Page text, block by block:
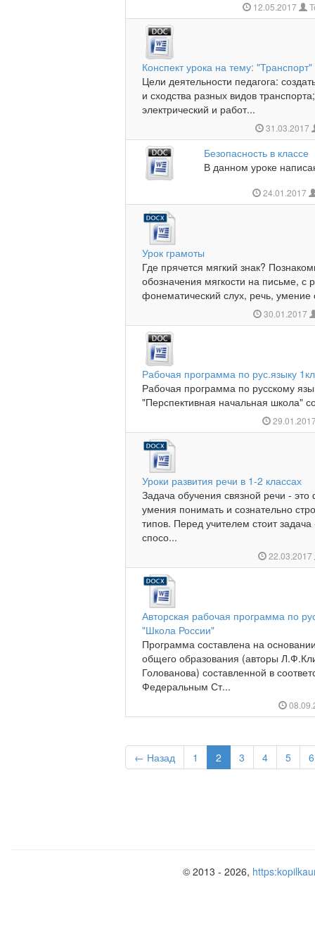
12.05.2017
Конспект урока на тему: "Транспорт"
Цели деятельности педагога:
и сходства разных видов
электрический и работ...
31.03.2017
Безопасность в классе
В данном уроке
24.01.2017
Урок грамоты
Где прячется мягкий знак?
обозначения мягкости на письме, с
фонематический слух, речь, умение
30.01.2017
Рабочая программа по рус.языку
Рабочая программа по русскому
"Перспективная начальная школа"
Уроки развития речи в 1-2 классах
Задача обучения связной речи -
умения понимать и сознательно
типов. Перед учителем стоит
спосо...
22.03.2017
Авторская рабочая программа по
"Школа России"
Программа составлена на
общего образования (авторы
Голованова) составленной в
Федеральным Ст...
← Назад 1 2 3 4 5 6
© 2013 - 2026,